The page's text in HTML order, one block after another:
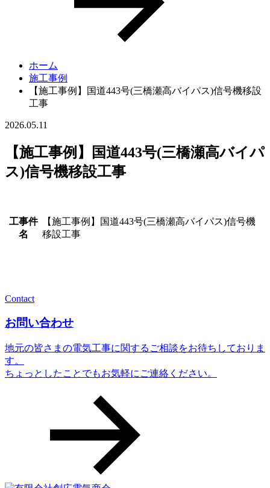
ホーム
施工事例
【施工事例】国道443号(三橋瀬高バイパス)信号機移設
工事
2026.05.11
【施工事例】国道443号(三橋瀬高バイパ
ス)信号機移設工事
工事件
名
【施工事例】国道443号(三橋瀬高バイパス)信号機
移設工事
Contact
お問い合わせ
地元の皆さまの電気工事に関するご相談をお待ちしておりま
す。
ちょっとしたことでもお気軽にご連絡ください。